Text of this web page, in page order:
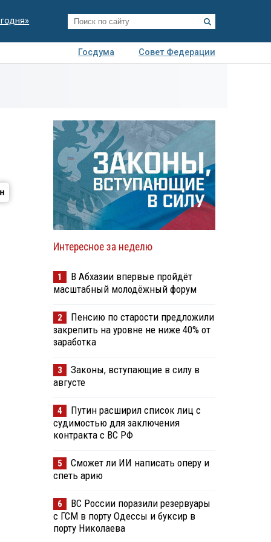
Госдума
Совет Федерации
Интересное за неделю
1
В Абхазии впервые пройдёт
масштабный молодёжный форум
2
Пенсию по старости предложили
закрепить на уровне не ниже 40% от
заработка
3
Законы, вступающие в силу в
августе
4
Путин расширил список лиц с
судимостью для заключения
контракта с ВС РФ
5
Сможет ли ИИ написать оперу и
спеть арию
6
ВС России поразили резервуары
с ГСМ в порту Одессы и буксир в
порту Николаева